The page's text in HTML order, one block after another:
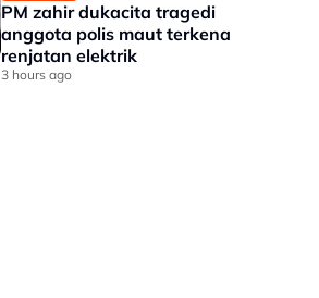
PM zahir dukacita tragedi
anggota polis maut terkena
renjatan elektrik
3 hours ago